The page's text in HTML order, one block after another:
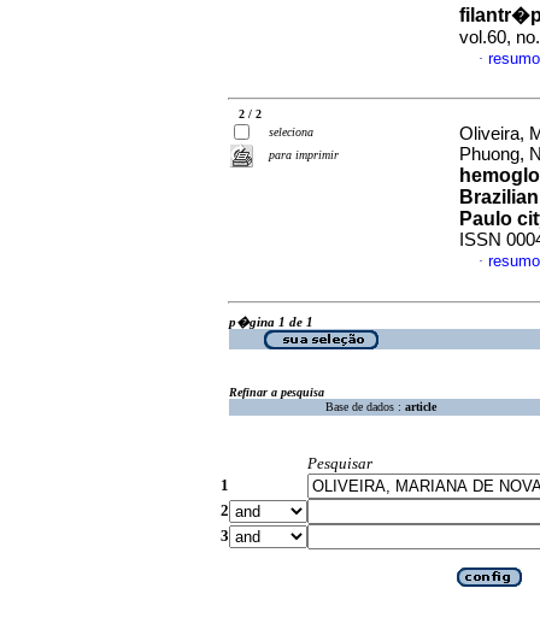
vol.60,
·
2 / 2
seleciona
para imprimir
Oliveira,
Phuong,
Paulo
ISSN
·
p�gina 1 de 1
Refinar a pesquisa
Base de dados : article
Pesquisar
1
2
3